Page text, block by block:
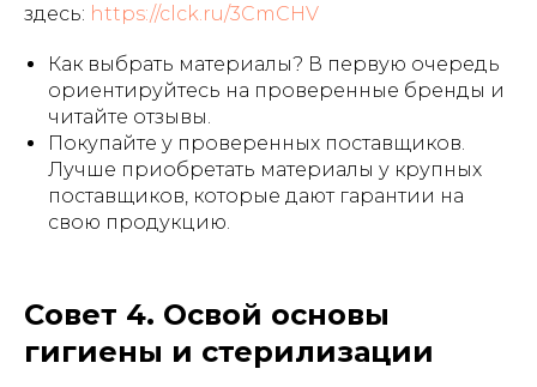
здесь: https://clck.ru/3CmCHV
Как выбрать материалы? В первую очередь
ориентируйтесь на проверенные бренды и
читайте отзывы.
Покупайте у проверенных поставщиков.
Лучше приобретать материалы у крупных
поставщиков, которые дают гарантии на
свою продукцию.
Совет 4. Освой основы
гигиены и стерилизации